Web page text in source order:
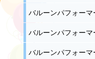
バルーンパフォー
バルーンパフォー
バルーンパフォー